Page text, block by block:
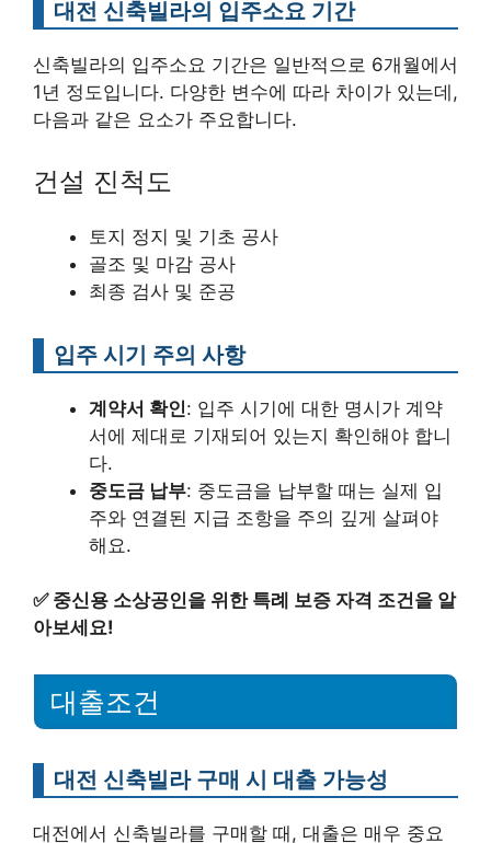
대전 신축빌라의 입주소요 기간
신축빌라의 입주소요 기간은 일반적으로 6개월에서
1년 정도입니다. 다양한 변수에 따라 차이가 있는데,
다음과 같은 요소가 주요합니다.
건설 진척도
토지 정지 및 기초 공사
골조 및 마감 공사
최종 검사 및 준공
입주 시기 주의 사항
계약서 확인: 입주 시기에 대한 명시가 계약
서에 제대로 기재되어 있는지 확인해야 합니
다.
중도금 납부: 중도금을 납부할 때는 실제 입
주와 연결된 지급 조항을 주의 깊게 살펴야
해요.
✅ 중신용 소상공인을 위한 특례 보증 자격 조건을 알
아보세요!
대출조건
대전 신축빌라 구매 시 대출 가능성
대전에서 신축빌라를 구매할 때, 대출은 매우 중요